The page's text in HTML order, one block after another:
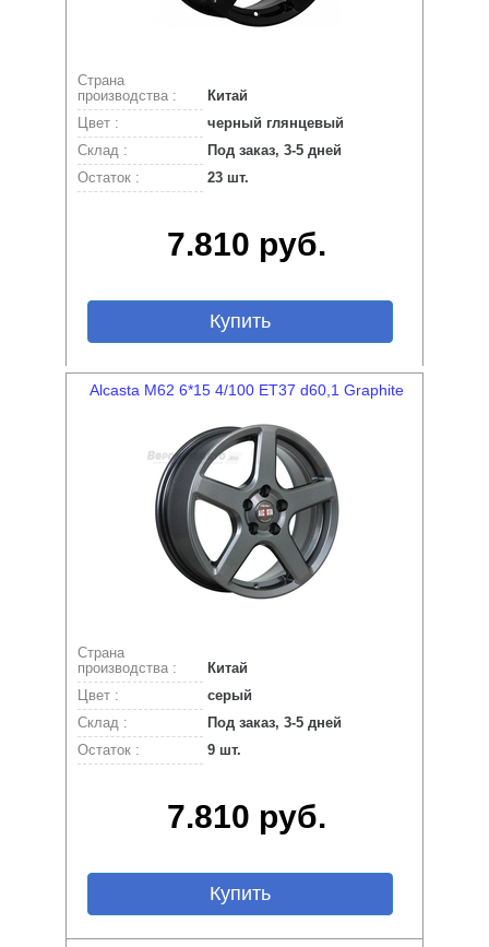
Страна
производства :
Китай
Цвет :
черный глянцевый
Склад :
Под заказ, 3-5 дней
Остаток :
23 шт.
7.810 руб.
Купить
Alcasta M62 6*15 4/100 ET37 d60,1 Graphite
Страна
производства :
Китай
Цвет :
серый
Склад :
Под заказ, 3-5 дней
Остаток :
9 шт.
7.810 руб.
Купить